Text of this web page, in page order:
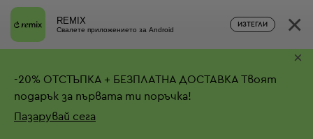
REMIX
Свалете приложението за Android
ИЗТЕГЛИ ×
-20% ОТСТЪПКА + БЕЗПЛАТНА ДОСТАВКА Твоят
подарък за първата ти поръчка!
Пазарувай сега
×